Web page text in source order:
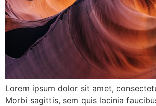
Lorem ipsum dolor sit amet,
Morbi sagittis, sem quis lacinia